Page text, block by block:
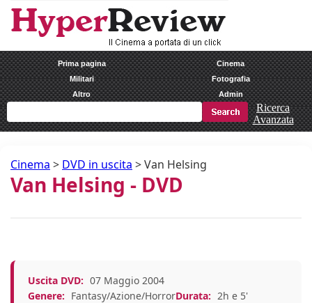
Prima pagina
Cinema
Militari
Fotografia
Altro
Admin
Ricerca
Avanzata
Cinema > DVD in uscita >Van Helsing
Van Helsing - DVD
Uscita DVD: 07 Maggio 2004
Genere: Fantasy/Azione/HorrorDurata: 2h e 5'